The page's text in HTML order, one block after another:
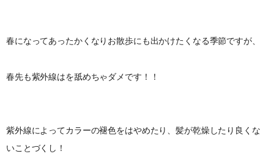
春になってあったかくなりお散歩にも出かけたくなる季節ですが、
春先も紫外線はを舐めちゃダメです！！
紫外線によってカラーの褪色をはやめたり、髪が乾燥したり良くな
いことづくし！